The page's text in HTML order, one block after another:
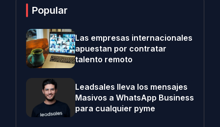
Popular
Las empresas internacionales
apuestan por contratar
talento remoto
Leadsales lleva los mensajes
Masivos a WhatsApp Business
para cualquier pyme